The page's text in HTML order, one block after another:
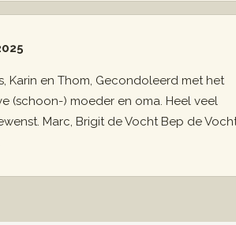
Karin en Thom, Gecondoleerd met het
(schoon-) moeder en oma. Heel veel
Marc, Brigit de Vocht Bep de